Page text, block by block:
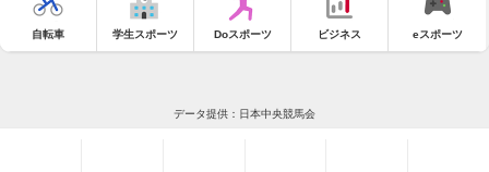
自転車 学生スポーツ Doスポーツ ビジネス eスポーツ
データ提供：日本中央競馬会